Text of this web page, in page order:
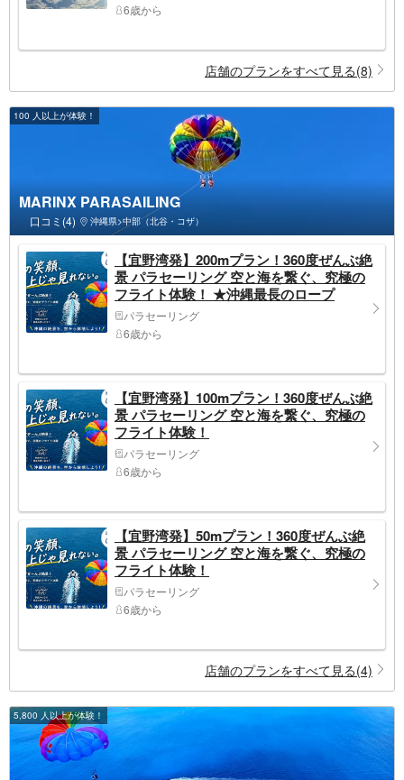
6歳から
店舗のプランをすべて見る(8)
100 人以上が体験！
MARINX PARASAILING
口コミ(4) 沖縄県>中部（北谷・コザ）
【宜野湾発】200mプラン！360度ぜんぶ絶
景 パラセーリング 空と海を繋ぐ、究極の
フライト体験！ ★沖縄最長のロープ
200m★
パラセーリング
6歳から
【宜野湾発】100mプラン！360度ぜんぶ絶
景 パラセーリング 空と海を繋ぐ、究極の
フライト体験！
パラセーリング
6歳から
【宜野湾発】50mプラン！360度ぜんぶ絶
景 パラセーリング 空と海を繋ぐ、究極の
フライト体験！
パラセーリング
6歳から
店舗のプランをすべて見る(4)
5,800 人以上が体験！